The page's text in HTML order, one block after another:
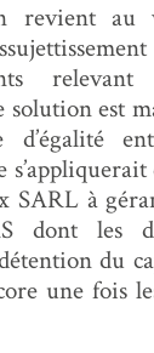
revient
relevant
solution est
s’appliquerait
SARL à
dont les
du
une fois